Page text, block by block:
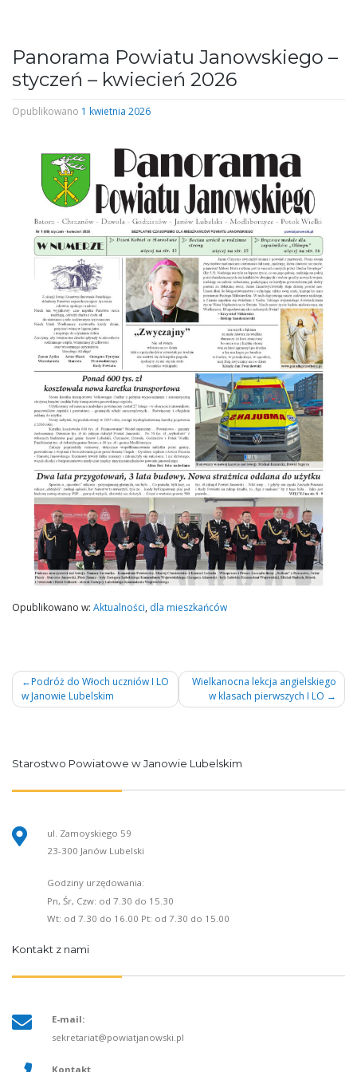
Panorama Powiatu Janowskiego –
styczeń – kwiecień 2026
Opublikowano 1 kwietnia 2026
Opublikowano w: Aktualności, dla mieszkańców
Nawigacja
wpisu
Podróż do Włoch uczniów I LO
w Janowie Lubelskim
Wielkanocna lekcja angielskiego
w klasach pierwszych I LO
Starostwo Powiatowe w Janowie Lubelskim
ul. Zamoyskiego 59
23-300 Janów Lubelski
Godziny urzędowania:
Pn, Śr, Czw: od 7.30 do 15.30
Wt: od 7.30 do 16.00 Pt: od 7.30 do 15.00
Kontakt z nami
E-mail:
sekretariat@powiatjanowski.pl
Kontakt